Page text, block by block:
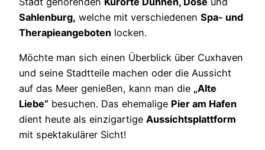
Sahlenburg, welche mit verschiedenen Spa- und
Therapieangeboten locken.
Möchte man sich einen Überblick über Cuxhaven
und seine Stadtteile machen oder die Aussicht
auf das Meer genießen, kann man die „Alte
Liebe“ besuchen. Das ehemalige Pier am Hafen
dient heute als einzigartige Aussichtsplattform
mit spektakulärer Sicht!